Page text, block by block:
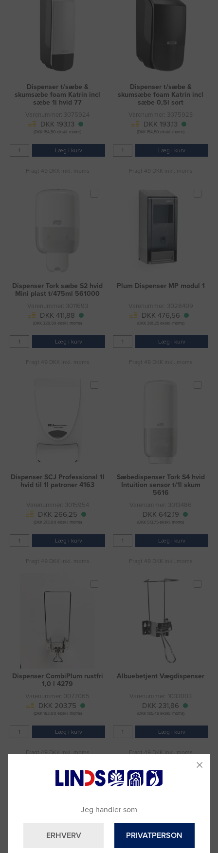
Dispenser t/sæbe &
skumsæbe foam Katrin incl
sæbe 1l hvid 77
Varenummer: 3075924
DKK 193,13
(DKK 154,50 ekskl. moms)
Læg i kurv
Fragt 49 DKK inkl. moms
Dispenser t/sæbe &
skumsæbe foam Katrin incl
sæbe 0,5l sort
Varenummer: 3075923
DKK 193,13
(DKK 154,50 ekskl. moms)
Læg i kurv
Fragt 49 DKK inkl. moms
Dispenser Tork sæbe S2 hvid
Mini plast t/475ml 561000
Varenummer: 3011693
DKK 411,88
(DKK 329,50 ekskl. moms)
Læg i kurv
Fragt 49 DKK inkl. moms
Plum Dispenser MP modul 1
Varenummer: 3028409
DKK 476,56
(DKK 381,25 ekskl. moms)
Læg i kurv
Fragt 49 DKK inkl. moms
Dispenser SCJ Professional 1l
hvid til 1l patroner 4163
Varenummer: 3015954
DKK 266,25
(DKK 213,00 ekskl. moms)
Læg i kurv
Fragt 49 DKK inkl. moms
Sæbedispenser Tork S4 hvid
Intuition sensor t/1l skum
5616
Varenummer: 3013486
DKK 642,19
(DKK 513,75 ekskl. moms)
Læg i kurv
Fragt 49 DKK inkl. moms
Dispenser CombiPlum rustfri
1,0 l 4279
Varenummer: 3077065
DKK 203,75
(DKK 163,00 ekskl. moms)
Læg i kurv
Fragt 49 DKK inkl. moms
Albuebetjent Vægdispenser
Varenummer: 1033003
DKK 231,86
(DKK 185,49 ekskl. moms)
Læg i kurv
Fragt 49 DKK inkl. moms
Jeg handler som
ERHVERV PRIVATPERSON